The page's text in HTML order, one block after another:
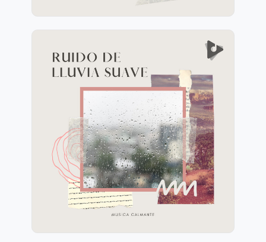
Ruido de Lluvia Suave
Información
Jugar